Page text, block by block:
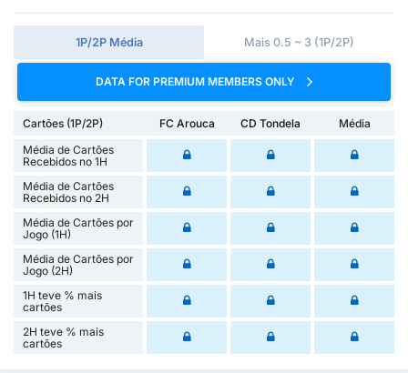
1P/2P Média Mais 0.5 ~ 3 (1P/2P)
DATA FOR PREMIUM MEMBERS ONLY
Cartões (1P/2P) FC Arouca CD Tondela
Média
Média de Cartões
Recebidos no 1H
Média de Cartões
Recebidos no 2H
Média de Cartões por
Jogo (1H)
Média de Cartões por
Jogo (2H)
1H teve % mais
cartões
2H teve % mais
cartões